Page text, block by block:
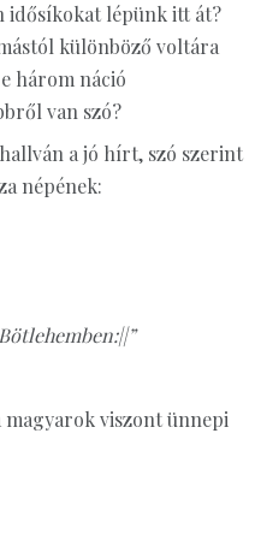
idősíkokat lépünk itt át?
különböző voltára
három náció
van szó?
a jó hírt, szó szerint
népének:
viszont ünnepi